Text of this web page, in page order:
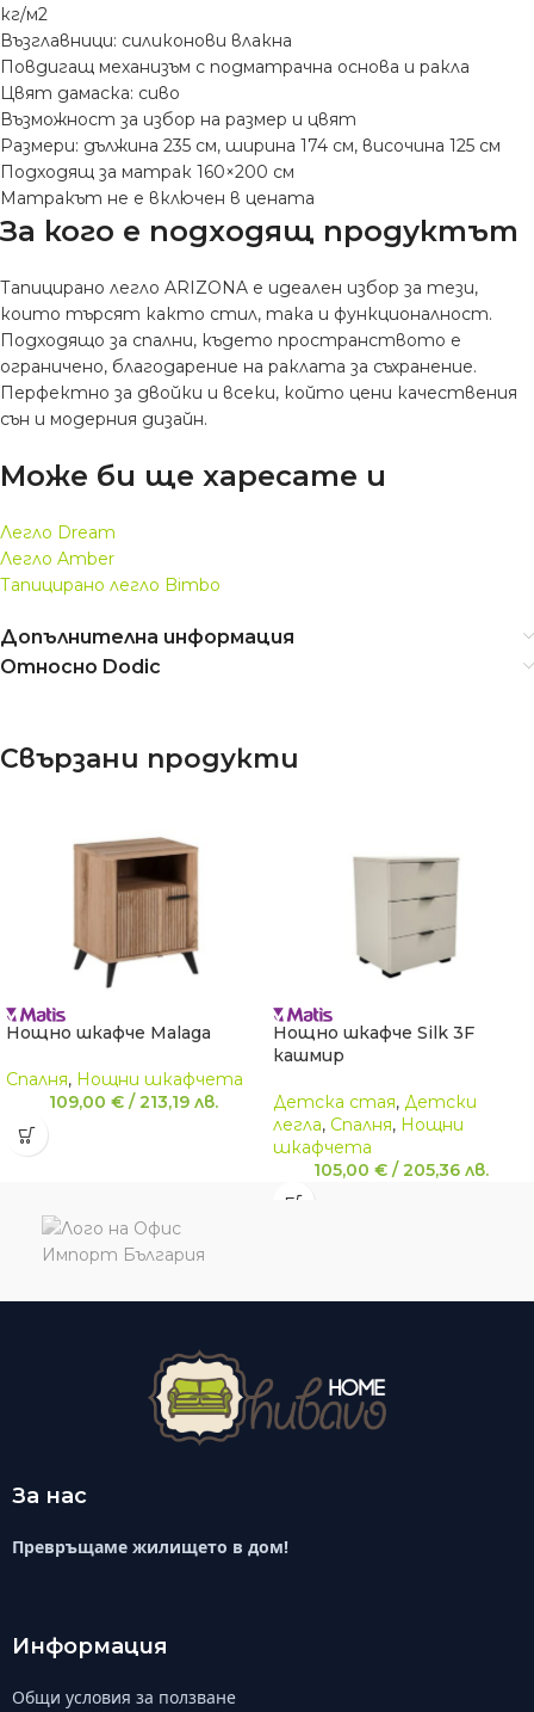
кг/м2
Възглавници: силиконови влакна
Повдигащ механизъм с подматрачна основа и ракла
Цвят дамаска: сиво
Възможност за избор на размер и цвят
Размери: дължина 235 см, ширина 174 см, височина 125 см
Подходящ за матрак 160×200 см
Матракът не е включен в цената
За кого е подходящ продуктът
Тапицирано легло ARIZONA е идеален избор за тези,
които търсят както стил, така и функционалност.
Подходящо за спални, където пространството е
ограничено, благодарение на раклата за съхранение.
Перфектно за двойки и всеки, който цени качествения
сън и модерния дизайн.
Може би ще харесате и
Легло Dream
Легло Amber
Тапицирано легло Bimbo
Допълнителна информация
Относно Dodic
Свързани продукти
Нощно шкафче Malaga
Спалня, Нощни шкафчета
109,00 € /213,19 лв.
Нощно шкафче Silk 3F
кашмир
Детскa стая, Детски
легла, Спалня, Нощни
шкафчета
105,00 € /205,36 лв.
За нас
Превръщаме жилището в дом!
Информация
Общи условия за ползване